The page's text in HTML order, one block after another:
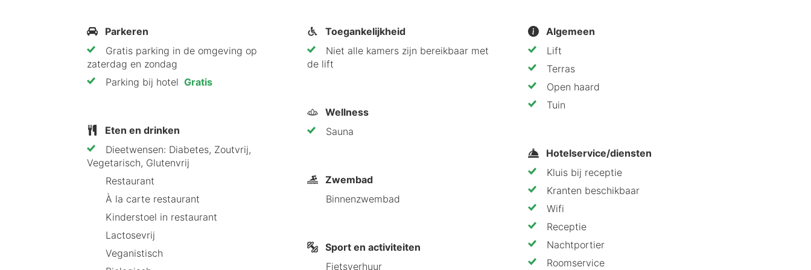
Parkeren
zaterdag en zondag
Parking bij hotel Gratis
Eten en drinken
Vegetarisch, Glutenvrij
Restaurant
À la carte restaurant
Kinderstoel in restaurant
Lactosevrij
Veganistisch
Toegankelijkheid
de lift
Wellness
Sauna
Zwembad
Binnenzwembad
Sport en activiteiten
Fietsverhuur
Algemeen
Lift
Terras
Open haard
Tuin
Hotelservice/diensten
Kluis bij receptie
Kranten beschikbaar
Wifi
Receptie
Nachtportier
Roomservice